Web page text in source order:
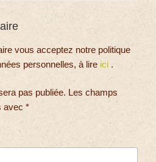
vous acceptez notre politique
personnelles, à lire ici .
pas publiée. Les champs
avec *